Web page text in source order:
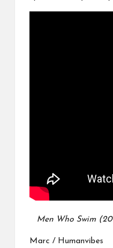
Men Who Swim
Marc / Humanvibes